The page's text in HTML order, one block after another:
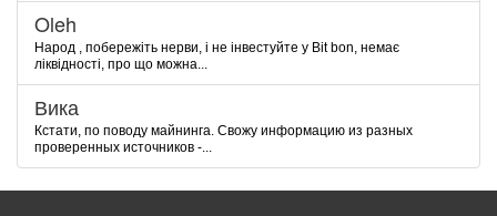
Oleh
Народ , побережіть нерви, і не інвестуйте у Bit bon, немає
ліквідності, про що можна...
Вика
Кстати, по поводу майнинга. Свожу информацию из разных
проверенных источников -...